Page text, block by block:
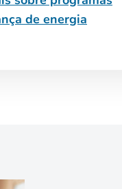
de energia